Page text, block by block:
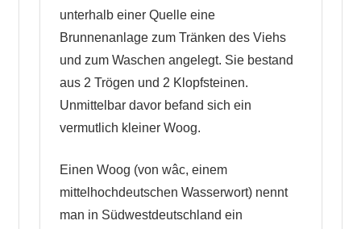
unterhalb einer Quelle eine
Brunnenanlage zum Tränken des Viehs
und zum Waschen angelegt. Sie bestand
aus 2 Trögen und 2 Klopfsteinen.
Unmittelbar davor befand sich ein
vermutlich kleiner Woog.
Einen Woog (von wâc, einem
mittelhochdeutschen Wasserwort) nennt
man in Südwestdeutschland ein